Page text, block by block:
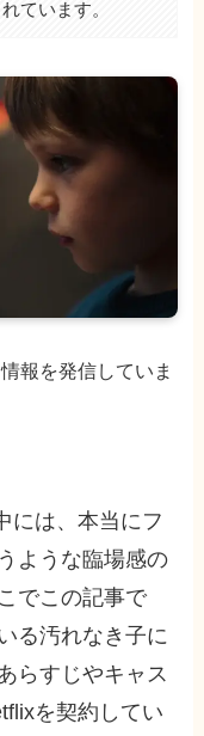
ています。
報を発信していま
には、本当にフ
ような臨場感の
でこの記事で
る汚れなき子に
らすじやキャス
を契約してい